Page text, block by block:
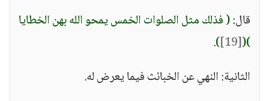
قال:( فذلك مثل الصلوات الخمس يمحو الله بهن الخطايا
)
(
[19]
)
.
الثانية: النهي عن الخبائث فيما يعرض له.